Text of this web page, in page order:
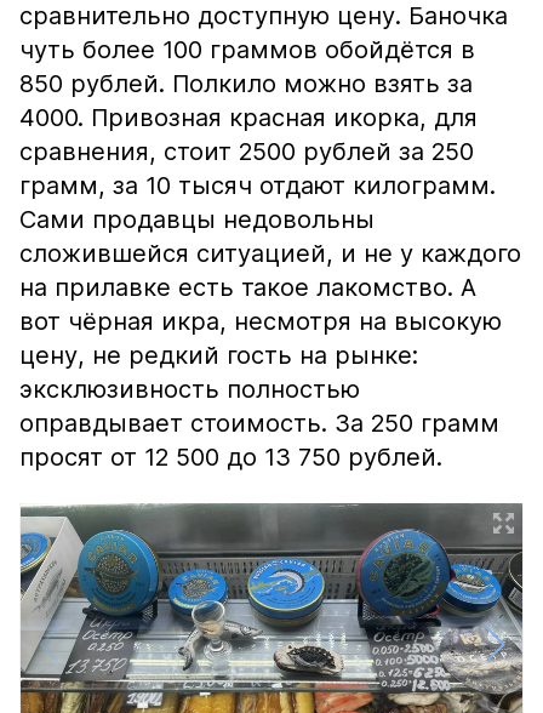
сравнительно доступную цену. Баночка
чуть более 100 граммов обойдётся в
850 рублей. Полкило можно взять за
4000. Привозная красная икорка, для
сравнения, стоит 2500 рублей за 250
грамм, за 10 тысяч отдают килограмм.
Сами продавцы недовольны
сложившейся ситуацией, и не у каждого
на прилавке есть такое лакомство. А
вот чёрная икра, несмотря на высокую
цену, не редкий гость на рынке:
эксклюзивность полностью
оправдывает стоимость. За 250 грамм
просят от 12 500 до 13 750 рублей.